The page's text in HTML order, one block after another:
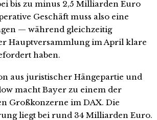
bis zu minus 2,5 Milliarden Euro
Geschäft muss also eine
— während gleichzeitig
Hauptversammlung im April klare
haben.
aus juristischer Hängepartie und
macht Bayer zu einem der
Großkonzerne im DAX. Die
liegt bei rund 34 Milliarden Euro.